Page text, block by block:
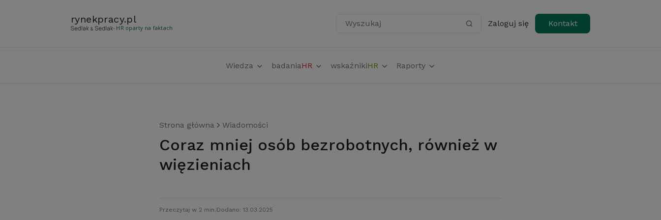
rynekpracy.pl
- HR oparty na faktach Wyszukaj Zaloguj się Kontakt
Wiedza badaniaHR wskaźnikiHR Raporty
Strona główna Wiadomości
Coraz mniej osób bezrobotnych, również w
więzieniach
Przeczytaj w 2 min. Dodano: 13.03.2025